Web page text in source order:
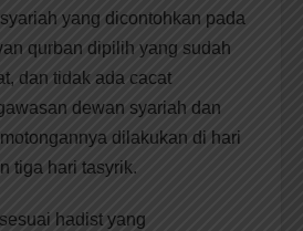
yang dicontohkan pada
qurban dipilih yang sudah
dan tidak ada cacat
dewan syariah dan
dilakukan di hari
tiga hari tasyrik.
hadist yang